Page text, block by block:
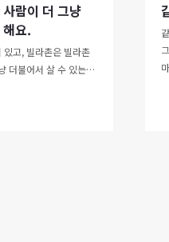
람이 더 그냥
요.
있고, 빌라촌은 빌라촌
더불어서 살 수 있는…